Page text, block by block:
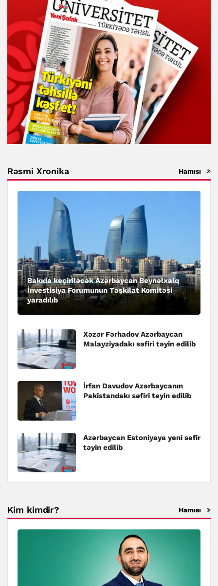
Rəsmi Xronika Hamısı
Bakıda keçiriləcək Azərbaycan Beynəlxalq
İnvestisiya Forumunun Təşkilat Komitəsi
yaradılıb
Xəzər Fərhadov Azərbaycan
Malayziyadakı səfiri təyin edilib
İrfan Davudov Azərbaycanın
Pakistandakı səfiri təyin edilib
Azərbaycan Estoniyaya yeni səfir
təyin edilib
Kim kimdir? Hamısı